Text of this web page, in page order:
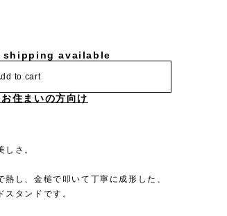
available
to cart
住まいの方向け
さ。
し、金槌で叩いて丁寧に成形した、
タンドです。